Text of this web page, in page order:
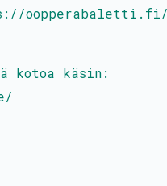
kotoa käsin: